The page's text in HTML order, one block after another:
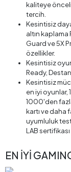
kaliteye
tercih.
Kesintisiz
altın kaplama
Guard ve 5X
özellikler.
Kesintisiz
Ready,
Kesintisiz
en iyi oyunlar,
1000'den
kartı ve daha
uyumluluk
LAB sertifikası
EN İYİ